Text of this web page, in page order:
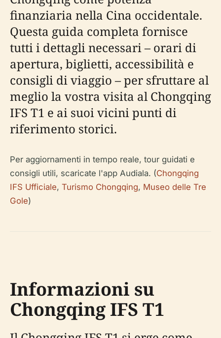
finanziaria nella Cina occidentale.
Questa guida completa fornisce
tutti i dettagli necessari – orari di
apertura, biglietti, accessibilità e
consigli di viaggio – per sfruttare al
meglio la vostra visita al Chongqing
IFS T1 e ai suoi vicini punti di
riferimento storici.
Per aggiornamenti in tempo reale, tour guidati e
consigli utili, scaricate l'app Audiala. (Chongqing
IFS Ufficiale, Turismo Chongqing, Museo delle Tre
Gole)
Informazioni su
Chongqing IFS T1